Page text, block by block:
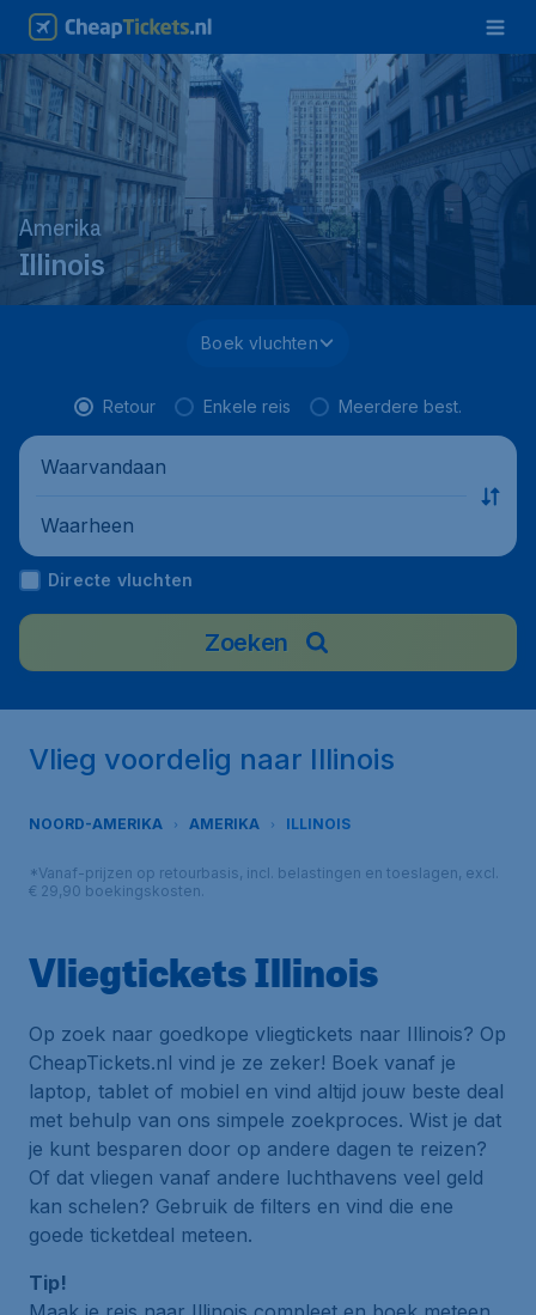
Amerika
Illinois
Boek vluchten
Retour Enkele reis Meerdere best.
Waarvandaan
Waarheen
Directe vluchten
Zoeken
Vlieg voordelig naar Illinois
NOORD-AMERIKA AMERIKA ILLINOIS
*Vanaf-prijzen op retourbasis, incl. belastingen en toeslagen, excl.
€ 29,90 boekingskosten.
Vliegtickets Illinois
Op zoek naar goedkope vliegtickets naar Illinois? Op
CheapTickets.nl vind je ze zeker! Boek vanaf je
laptop, tablet of mobiel en vind altijd jouw beste deal
met behulp van ons simpele zoekproces. Wist je dat
je kunt besparen door op andere dagen te reizen?
Of dat vliegen vanaf andere luchthavens veel geld
kan schelen? Gebruik de filters en vind die ene
goede ticketdeal meteen.
Tip!